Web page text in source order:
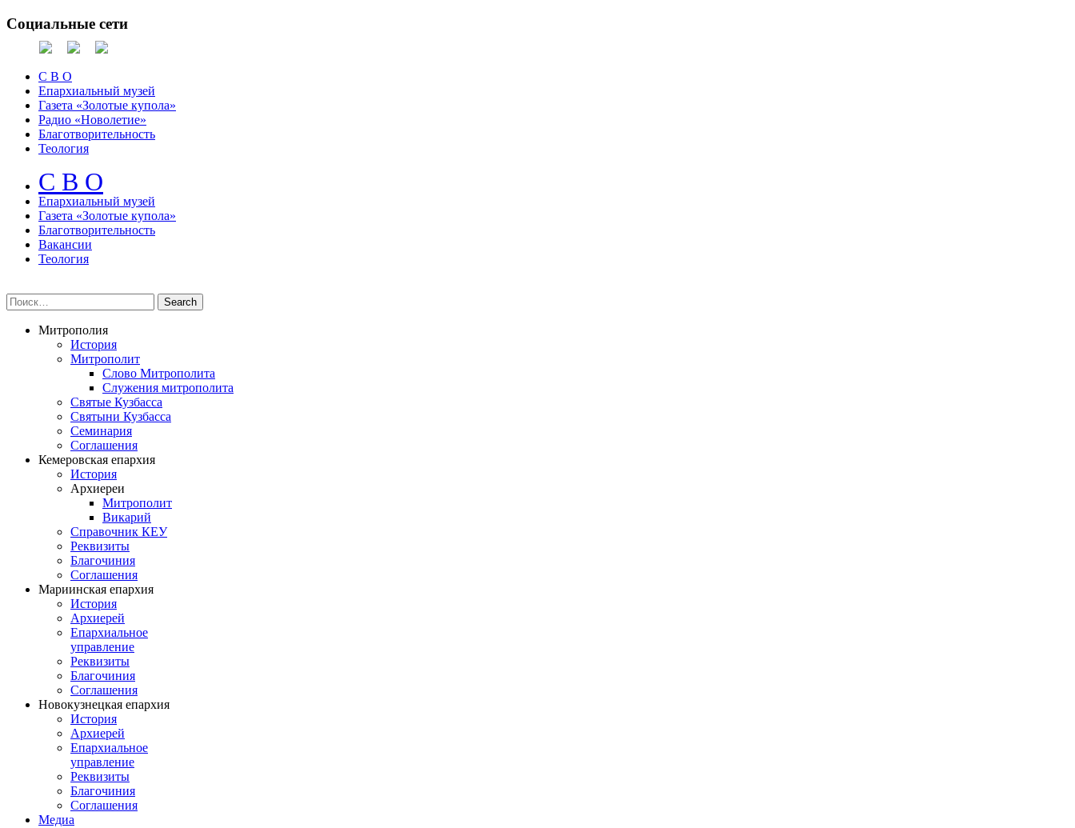
Социальные сети
С В О
Епархиальный музей
Газета «Золотые купола»
Радио «Новолетие»
Благотворительность
Теология
С В О
Епархиальный музeй
Газета «Золотые купола»
Благотворительность
Вакансии
Теология
Митрополия
История
Митрополит
Слово Митрополита
Служения митрополита
Святые Кузбасса
Святыни Кузбасса
Семинария
Соглашения
Кемеровская епархия
История
Архиереи
Митрополит
Викарий
Справочник КЕУ
Реквизиты
Благочиния
Соглашения
Мариинская епархия
История
Архиерей
Епархиальное
управление
Реквизиты
Благочиния
Соглашения
Новокузнецкая епархия
История
Архиерей
Епархиальное
управление
Реквизиты
Благочиния
Соглашения
Медиа